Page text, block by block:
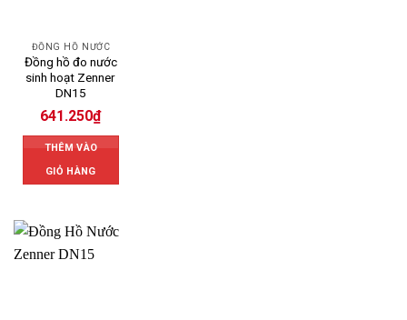
ĐỒNG HỒ NƯỚC
Đồng hồ đo nước
sinh hoạt Zenner
DN15
641.250₫
THÊM VÀO
GIỎ HÀNG